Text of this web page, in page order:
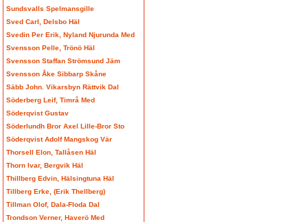
Sundsvalls Spelmansgille
Sved Carl, Delsbo Häl
Svedin Per Erik, Nyland Njurunda Med
Svensson Pelle, Trönö Häl
Svensson Staffan Strömsund Jäm
Svensson Åke Sibbarp Skåne
Säbb John. Vikarsbyn Rättvik Dal
Söderberg Leif, Timrå Med
Söderqvist Gustav
Söderlundh Bror Axel Lille-Bror Sto
Söderqvist Adolf Mangskog Vär
Thorsell Elon, Tallåsen Häl
Thorn Ivar, Bergvik Häl
Thillberg Edvin, Hälsingtuna Häl
Tillberg Erke, (Erik Thellberg)
Tillman Olof, Dala-Floda Dal
Trondson Verner, Haverö Med